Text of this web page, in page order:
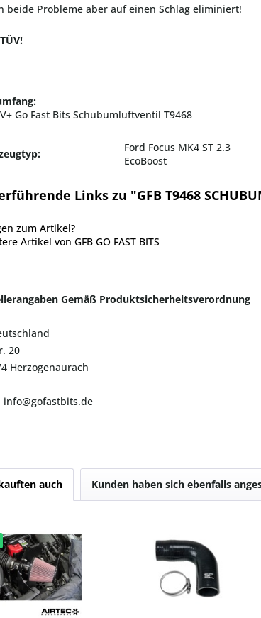
beide Probleme aber auf einen Schlag eliminiert!
Go Fast Bits Schubumluftventil T9468
Ford Focus MK4 ST 2.3
EcoBoost
Links zu "GFB T9468
zum Artikel?
Artikel von GFB GO FAST BITS
Gemäß Produktsicherheitsverordnung
20
Herzogenaurach
info@gofastbits.de
auch Kunden haben sich ebenfalls